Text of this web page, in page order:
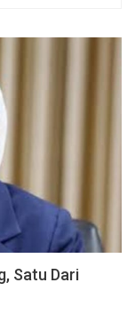
Satu Dari